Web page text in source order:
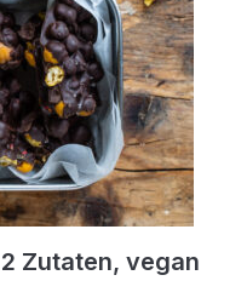
Zutaten, vegan